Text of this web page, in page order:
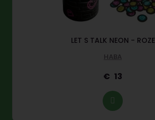
LET S TALK NEON - ROZE
HABA
13